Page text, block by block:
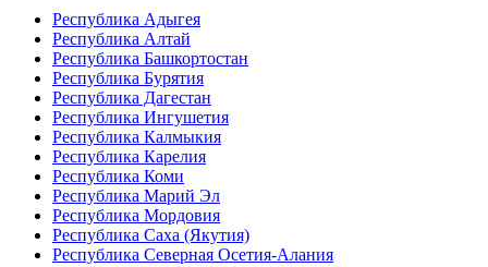
Республика Адыгея
Республика Алтай
Республика Башкортостан
Республика Бурятия
Республика Дагестан
Республика Ингушетия
Республика Калмыкия
Республика Карелия
Республика Коми
Республика Марий Эл
Республика Мордовия
Республика Саха (Якутия)
Республика Северная Осетия-Алания